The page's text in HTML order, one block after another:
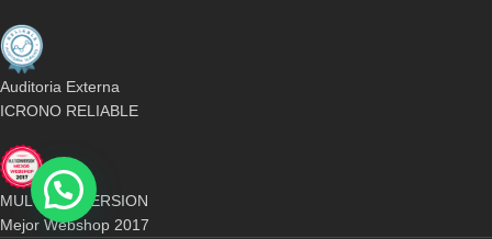
Auditoria Externa
ICRONO RELIABLE
MULTICONVERSION
Mejor Webshop 2017